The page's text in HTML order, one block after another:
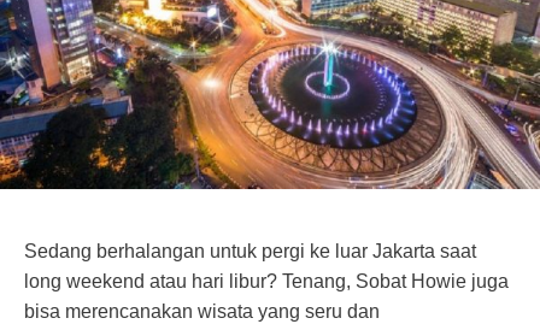
Sedang berhalangan untuk pergi ke luar Jakarta saat
long weekend atau hari libur? Tenang, Sobat Howie juga
bisa merencanakan wisata yang seru dan